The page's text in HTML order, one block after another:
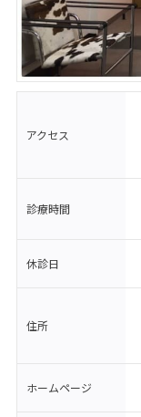
アクセス
診療時間
休診日
住所
ホームページ